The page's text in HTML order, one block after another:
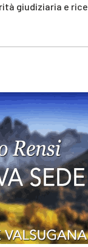
giudiziaria e